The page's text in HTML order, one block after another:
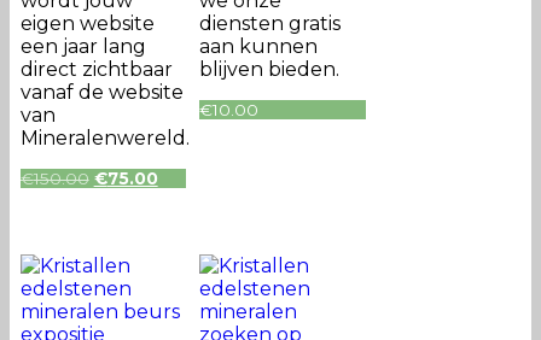
eigen website
een jaar lang
direct zichtbaar
vanaf de website
van
Mineralenwereld.
€150.00 Oorspronkelijke
€75.00Huidige
diensten gratis
aan kunnen
blijven bieden.
€10.00